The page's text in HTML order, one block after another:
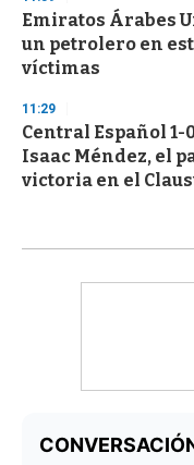
Emiratos Árabes
un petrolero en
víctimas
11:29
Central Español 1-
Isaac Méndez, el
victoria en el